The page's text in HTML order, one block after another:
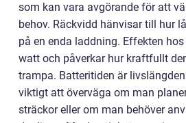
som kan vara avgörande för att
behov. Räckvidd hänvisar till hur
på en enda laddning. Effekten
watt och påverkar hur kraftfullt
trampa. Batteritiden är
viktigt att överväga om man
sträckor eller om man behöver